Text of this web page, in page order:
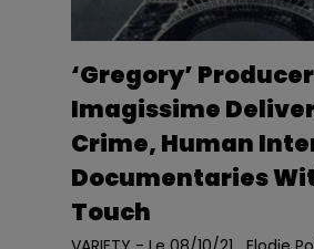
‘Gregory’ Producer
Imagissime
Crime, Human
Documentaries
Touch